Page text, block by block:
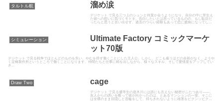
タルトル航 溜め涙
デジケット で見る三つ上のシュンと何度か会うようになり、自分の中に芽生え
た彼への想いに気づくモトキ。告白したいとは思っているものの、もし駄目だ
ったらと思うと言い出せず、過去のつらい経験もあって恋に臆病になってしま
う――。それでも、のしかかっ...
シミュレーション
Ultimate Factory コミックマーケ
ット70版
デジケット で見る戦争でほとんどのものを失い、やむを得ず働くことにした主人公。しかし、どこも雇うほどの余裕がなく、ようや
く淀橋製作所というところで働くことになります。仲間たちと仕事に精を出しながら、様々なスキル、そして愛情度をアップしてい
き...
Draw Two cage
デジケット で見る優等生の遊木川には誰にも言えない秘密がふたつあり――。
友人からの誘いを断って彼が向かったのは、とあるマンションの一室。そこに
は全裸のまま目隠しと首輪をして、待ちきれないように雄茎をビクンッビクン
ッと跳ねさせながら荒くしてい...